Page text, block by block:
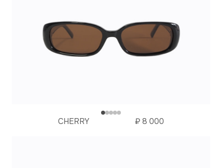
CHERRY ₽8 000